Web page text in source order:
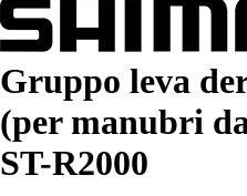
Gruppo leva
(per manubri
ST-R2000